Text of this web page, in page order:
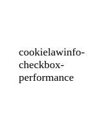
cookielawinfo-
checkbox-
performance